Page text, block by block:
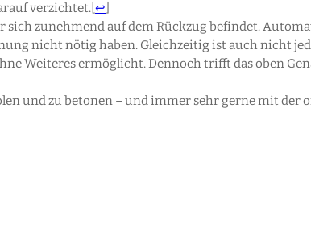
verzichtet. [↩
sich zunehmend auf dem Rückzug befindet.
nicht nötig haben. Gleichzeitig ist auch nicht
Weiteres ermöglicht. Dennoch trifft das oben
und zu betonen – und immer sehr gerne mit